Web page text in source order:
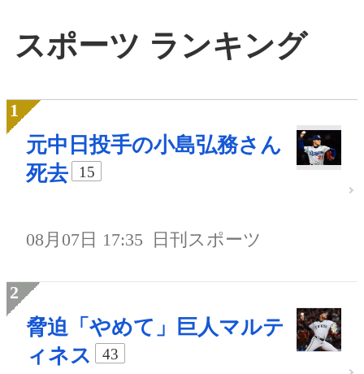
スポーツ ランキング
元中日投手の小島弘務さん
死去
15
08月07日 17:35 日刊スポーツ
脅迫「やめて」巨人マルテ
ィネス
43